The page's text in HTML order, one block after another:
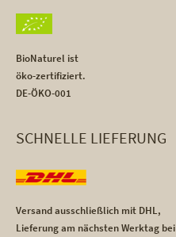
BioNaturel ist
öko-zertifiziert.
DE-ÖKO-001
SCHNELLE LIEFERUNG
Versand ausschließlich mit DHL,
Lieferung am nächsten Werktag bei